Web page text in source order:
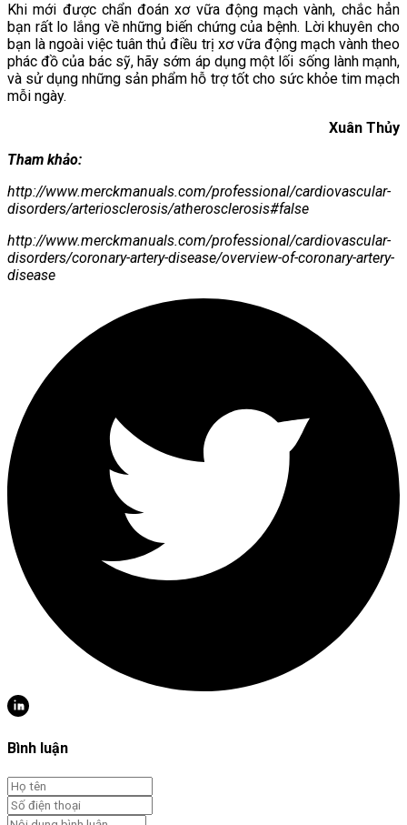
Khi mới được chẩn đoán xơ vữa động mạch vành, chắc hẳn
bạn rất lo lắng về những biến chứng của bệnh. Lời khuyên cho
bạn là ngoài việc tuân thủ điều trị xơ vữa động mạch vành theo
phác đồ của bác sỹ, hãy sớm áp dụng một lối sống lành mạnh,
và sử dụng những sản phẩm hỗ trợ tốt cho sức khỏe tim mạch
mỗi ngày.
Xuân Thủy
Tham khảo:
http://www.merckmanuals.com/professional/cardiovascular-
disorders/arteriosclerosis/atherosclerosis#false
http://www.merckmanuals.com/professional/cardiovascular-
disorders/coronary-artery-disease/overview-of-coronary-artery-
disease
Bình luận